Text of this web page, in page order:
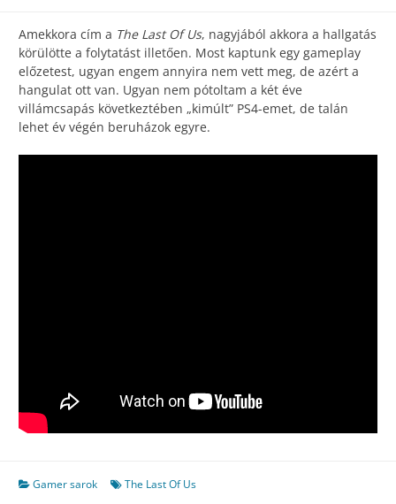
Amekkora cím a The Last Of Us, nagyjából akkora a hallgatás
körülötte a folytatást illetően. Most kaptunk egy gameplay
előzetest, ugyan engem annyira nem vett meg, de azért a
hangulat ott van. Ugyan nem pótoltam a két éve
villámcsapás következtében „kimúlt” PS4-emet, de talán
lehet év végén beruházok egyre.
Gamer sarok The Last Of Us